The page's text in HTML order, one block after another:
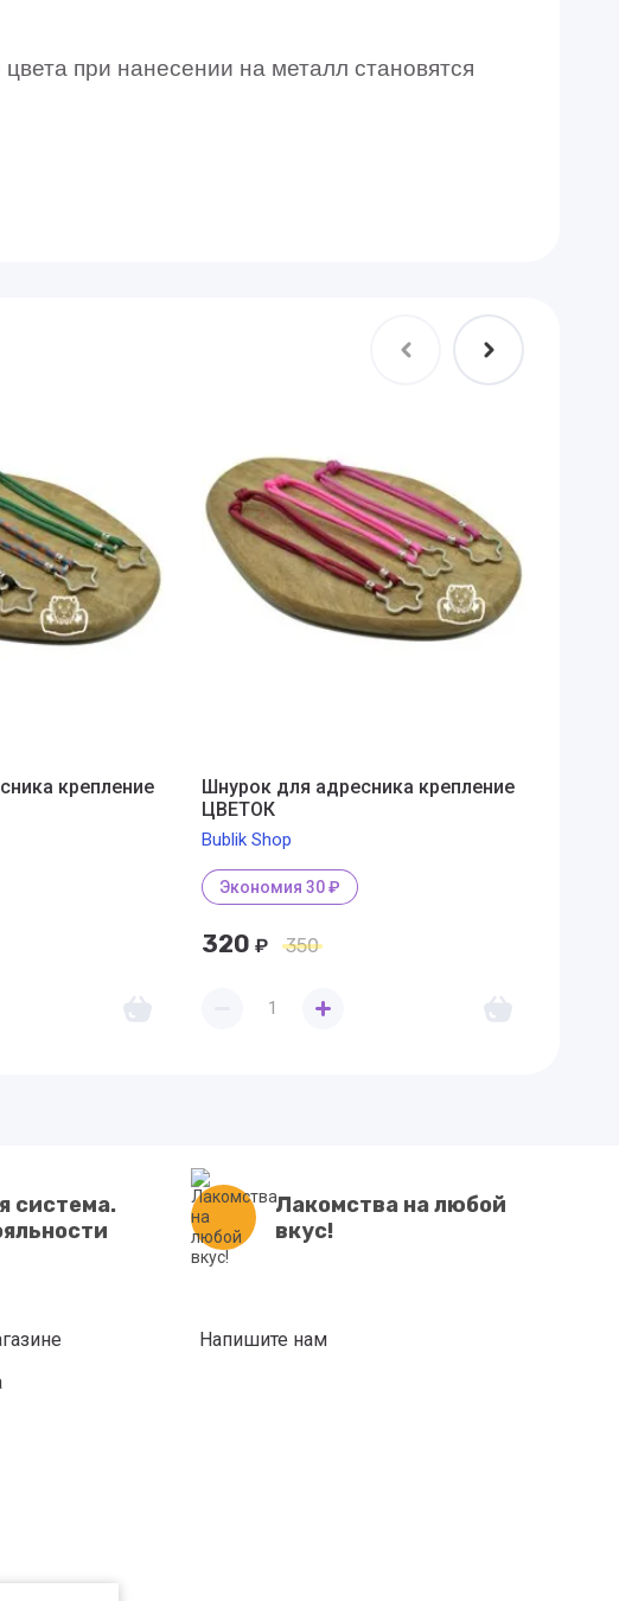
при нанесении на металл становятся
крепление
Шнурок для адресника крепление
ЦВЕТОК
Bublik Shop
Экономия 30 ₽
320 ₽ 350
система.
Лакомства на любой
вкус!
Напишите нам